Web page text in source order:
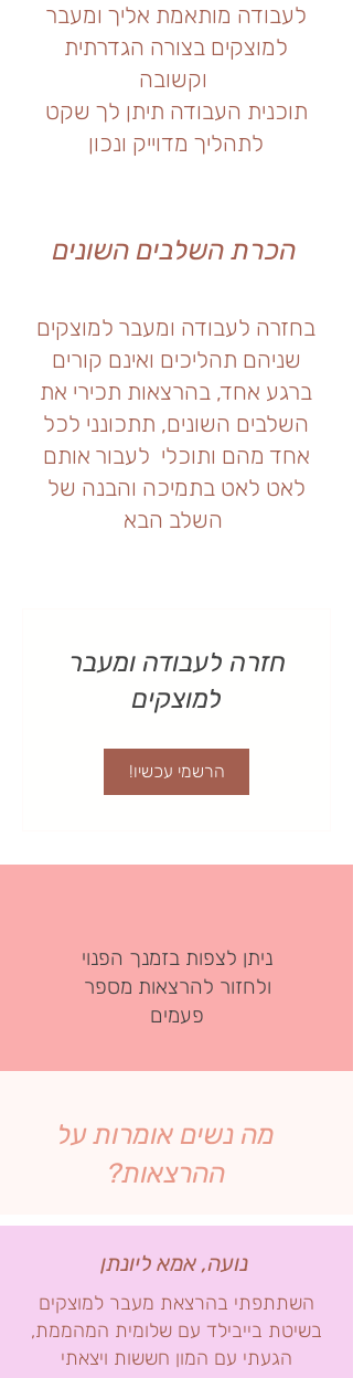
לעבודה מותאמת אליך ומעבר
למוצקים בצורה הגדרתית
תוכנית העבודה תיתן לך שקט
לתהליך מדוייק ונכון
הכרת השלבים השונים
בחזרה לעבודה ומעבר למוצקים
שניהם תהליכים ואינם קורים
ברגע אחד, בהרצאות תכירי את
השלבים השונים, תתכונני לכל
אחד מהם ותוכלי לעבור אותם
לאט לאט בתמיכה והבנה של
חזרה לעבודה ומעבר
למוצקים
הרשמי עכשיו!
ניתן לצפות בזמנך הפנוי
ולחזור להרצאות מספר
פעמים
מה נשים אומרות על
ההרצאות?
נועה, אמא ליונתן
השתתפתי בהרצאת מעבר למוצקים
בשיטת בייבילד עם שלומית המהממת,
הגעתי עם המון חששות ויצאתי